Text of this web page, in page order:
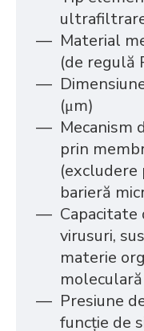
Material
(de regulă
(μm)
Mecanism
prin
(excludere
barieră
Capacitate
virusuri,
materie
Presiune
funcție de